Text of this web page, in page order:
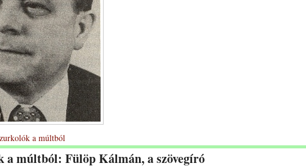
a múltból
a múltból: Fülöp Kálmán, a szövegíró